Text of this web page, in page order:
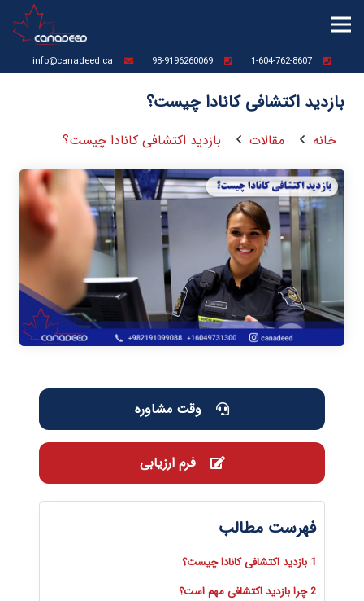
1-604-762-8607
98-9196260069
info@canadeed.ca
بازدید اکتشافی کانادا چیست؟
خانه مقالات بازدید اکتشافی کانادا چیست؟
وقت مشاوره
فرم ارزیابی
فهرست مطالب
1 بازدید اکتشافی کانادا چیست؟
2 چرا بازدید اکتشافی مهم است؟